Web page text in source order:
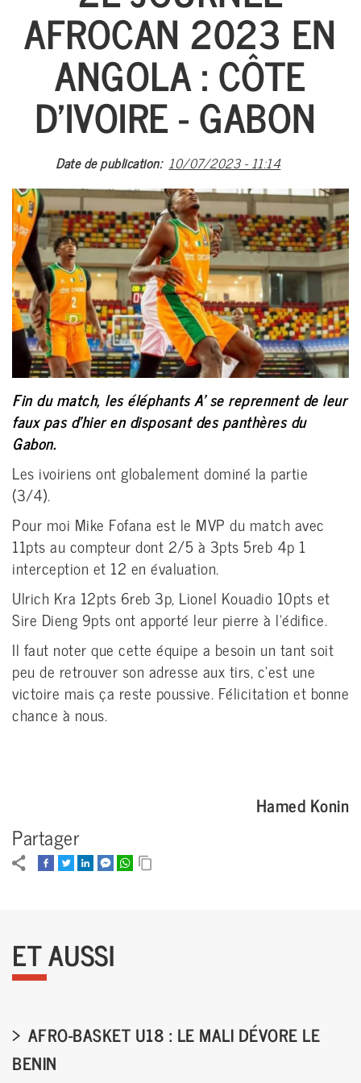
MULTI-
ARTS
#CAN
AFROCAN 2023 EN
ANGOLA : CÔTE
D'IVOIRE - GABON
Date de publication 10/07/2023 - 11:14
Fin du match, les éléphants A' se reprennent de leur
faux pas d'hier en disposant des panthères du
Gabon.
Les ivoiriens ont globalement dominé la partie
(3/4).
Pour moi Mike Fofana est le MVP du match avec
11pts au compteur dont 2/5 à 3pts 5reb 4p 1
interception et 12 en évaluation.
Ulrich Kra 12pts 6reb 3p, Lionel Kouadio 10pts et
Sire Dieng 9pts ont apporté leur pierre à l'édifice.
Il faut noter que cette équipe a besoin un tant soit
peu de retrouver son adresse aux tirs, c'est une
victoire mais ça reste poussive. Félicitation et bonne
chance à nous.
Hamed Konin
Partager
ET AUSSI
AFRO-BASKET U18 : LE MALI DÉVORE LE
BENIN